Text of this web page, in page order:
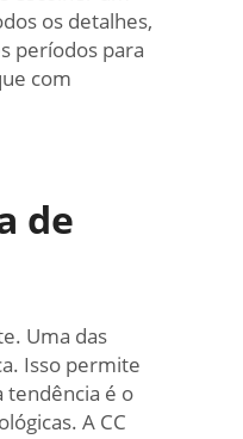
os detalhes,
períodos para
com
de
Uma das
Isso permite
tendência é o
A CC